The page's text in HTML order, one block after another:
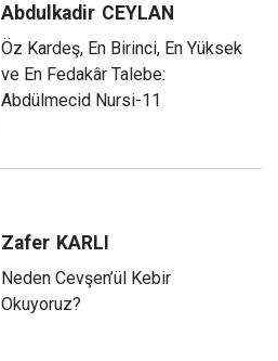
Abdulkadir CEYLAN
Öz Kardeş, En Birinci, En Yüksek
ve En Fedakâr Talebe:
Abdülmecid Nursi-11
Zafer KARLI
Neden Cevşen’ül Kebir
Okuyoruz?